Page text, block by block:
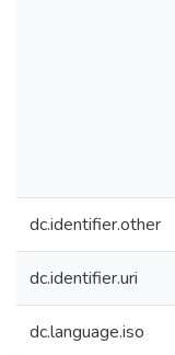
dc.identifier.other
dc.identifier.uri
dc.language.iso